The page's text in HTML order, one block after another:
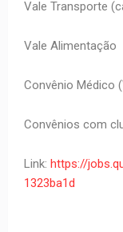
Vale Transporte
Vale Alimentação
Convênio Médico
Convênios com
Link: https://
1323ba1d